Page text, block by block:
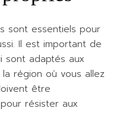
sont essentiels pour
Il est important de
sont adaptés aux
région où vous allez
être
résister aux